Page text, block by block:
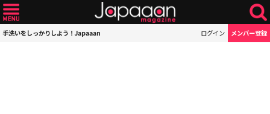
手洗いをしっかりしよう！Japaaan ログイン メンバー登録